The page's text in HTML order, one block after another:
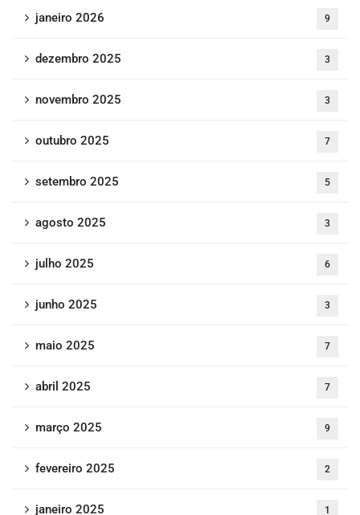
janeiro 2026 9
dezembro 2025 3
novembro 2025 3
outubro 2025 7
setembro 2025 5
agosto 2025 3
julho 2025 6
junho 2025 3
maio 2025 7
abril 2025 7
março 2025 9
fevereiro 2025 2
janeiro 2025 1